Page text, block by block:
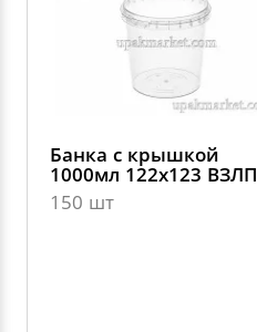
ПАКЕТЫ
ПАКЕТЫ С
ПАКЕТЫ С
ДЕКОРАТИВНЫЕ
УПАКОВКА ДЛЯ
УПАКОВКА ДЛЯ ЯИЦ
ВАТНО-
САЛФЕТКИ,
САЛФЕТКИ
ИЗОЛЕНТЫ
СКЛАДСКАЯ
СТИРАЛЬНЫЕ
КОНДИЦИОНЕРЫ
СРЕДСТВА ДЛЯ
СРЕДСТВА ДЛЯ
Банка с крышкой
1000мл 122х123 ВЗЛП
150 шт